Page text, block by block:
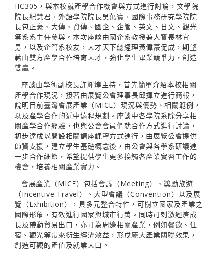
HC305，與本校就產學合作機會與方式進行討論，文學院
院長紀慧君、外語學院院長吳萬寶、國際事務研究學院院
長包正豪、大傳、資傳、國企、企管、英文、日文、觀光
等系系主任參與。本次座談由國企系教授兼人資長林宜
男，以及企管系校友，人才天下總經理黃偉豪促成，期望
藉由雙方產學合作培育人才，強化學生畢業競爭力，創造
雙贏。
座談由學術副校長許輝煌主持，首先簡單介紹本校相關
產學合作現況，接著由展覽公會理事長邱揮立進行簡報，
說明目前臺灣會展產業（MICE）現況與優勢、相關範例，
以及產學合作的近中遠程規劃。座談中各學院系除分享相
關產學合作經驗，也與公會會員們就合作方式進行討論，
初步達成以開設相關講座課程方式進行，由展覽公會提供
師資支援，建立學生基礎概念後，由公會與各學系研議進
一步合作細節，希望提供學生更多接觸各產業實習工作的
機會，培養相關產業實力。
會展產業（MICE）包括會議（Meeting）、獎勵旅遊
（Incentive Travel）、大型會議（Convention）以及展
覽（Exhibition），具多元整合特性，可樹立國家及產業之
國際形象，有效進行國家與城市行銷。同時可刺激經濟成
長及帶動貿易出口，亦可為周邊相關產業，例如餐飲、住
宿、觀光等帶來衍生經濟效益，形成龐大產業關聯效果，
創造可觀的產值及就業人口。